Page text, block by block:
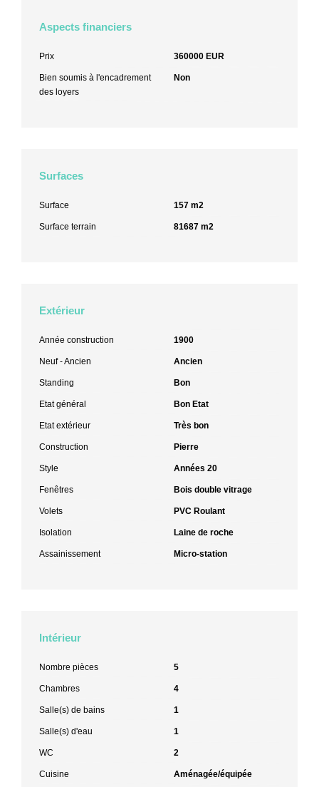
Aspects financiers
Prix 360000 EUR
Bien soumis à l'encadrement
des loyers
Non
Surfaces
Surface 157 m2
Surface terrain 81687 m2
Extérieur
Année construction 1900
Neuf - Ancien Ancien
Standing Bon
Etat général Bon Etat
Etat extérieur Très bon
Construction Pierre
Style Années 20
Fenêtres Bois double vitrage
Volets PVC Roulant
Isolation Laine de roche
Assainissement Micro-station
Intérieur
Nombre pièces 5
Chambres 4
Salle(s) de bains 1
Salle(s) d'eau 1
WC 2
Cuisine Aménagée/équipée